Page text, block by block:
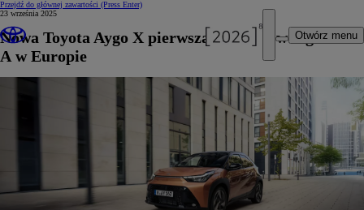
Przejdź do głównej zawartości (Press Enter)
Otwórz menu
23 września 2025
Nowa Toyota Aygo X pierwszą hybrydą w segmencie
A w Europie